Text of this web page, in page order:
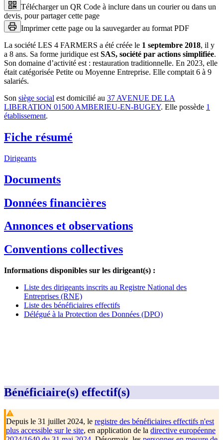
Télécharger un QR Code à inclure dans un courier ou dans un
devis, pour partager cette page
Imprimer cette page ou la sauvegarder au format PDF
La société LES 4 FARMERS a été créée le 1 septembre 2018, il y
a 8 ans. Sa forme juridique est SAS, société par actions simplifiée.
Son domaine d’activité est : restauration traditionnelle. En 2023, elle
était catégorisée Petite ou Moyenne Entreprise. Elle comptait 6 à 9
salariés.
Son siège social est domicilié au 37 AVENUE DE LA
LIBERATION 01500 AMBERIEU-EN-BUGEY. Elle possède 1
établissement.
Fiche résumé
Dirigeants
Documents
Données financières
Annonces et observations
Conventions collectives
Informations disponibles sur les dirigeant(s) :
Liste des dirigeants inscrits au Registre National des
Entreprises (RNE)
Liste des bénéficiaires effectifs
Délégué à la Protection des Données (DPO)
Bénéficiaire(s) effectif(s)
Depuis le 31 juillet 2024, le registre des bénéficiaires effectifs n'est
plus accessible sur le site, en application de la directive européenne